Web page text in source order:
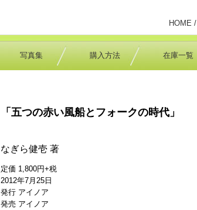
在庫一覧
購入方法
写真集
「五つの赤い風船とフォークの時代」
なぎら健壱 著
定価 1,800円+税
2012年7月25日
発行 アイノア
発売 アイノア
HOME /